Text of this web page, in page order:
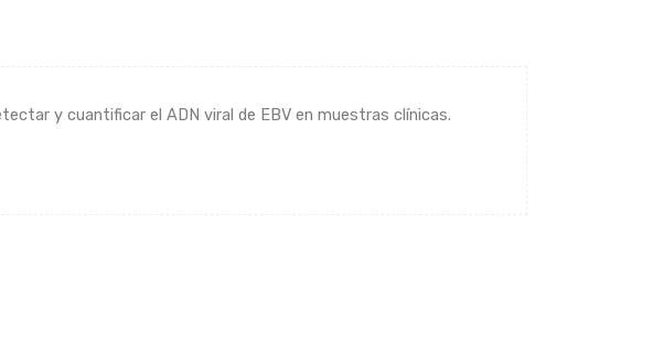
y cuantificar el ADN viral de EBV en muestras clínicas.